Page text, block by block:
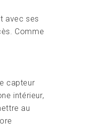
avec ses
Comme
capteur
intérieur,
au